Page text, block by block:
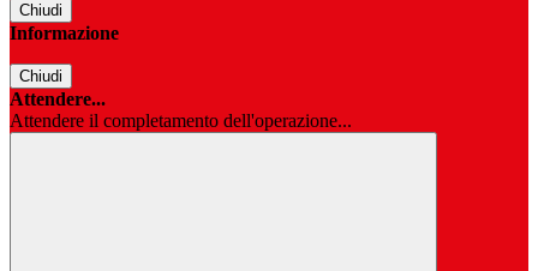
Chiudi
Informazione
Chiudi
Attendere...
Attendere il completamento dell'operazione...